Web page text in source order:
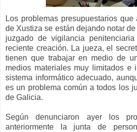
Los problemas presupuestarios
de Xustiza se están dejando notar
juzgado de vigilancia
reciente creación. La jueza, el
tienen que trabajar en medio de
medios materiales muy limitados e
sistema informático adecuado,
es un problema común a todos los
de Galicia.
Según denunciaron ayer los
anteriormente la junta de